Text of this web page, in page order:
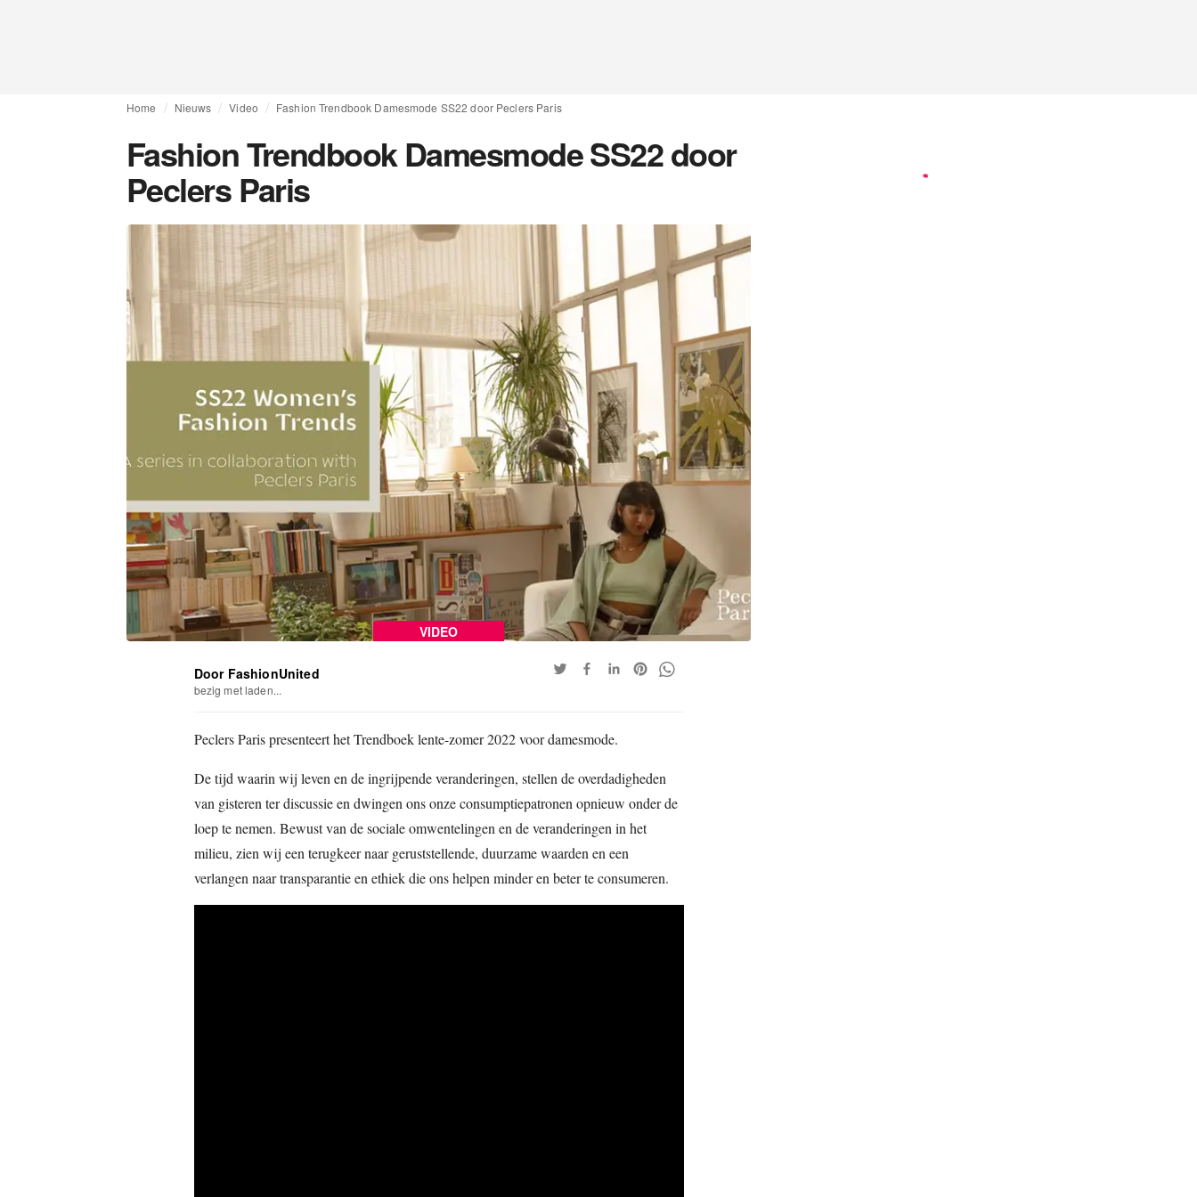
Home Nieuws Video Fashion Trendbook Damesmode SS22 door Peclers Paris
Fashion Trendbook Damesmode SS22 door
Peclers Paris
VIDEO
Door FashionUnited
bezig met laden...
Peclers Paris presenteert het Trendboek lente-zomer 2022 voor damesmode.
De tijd waarin wij leven en de ingrijpende veranderingen, stellen de overdadigheden
van gisteren ter discussie en dwingen ons onze consumptiepatronen opnieuw onder de
loep te nemen. Bewust van de sociale omwentelingen en de veranderingen in het
milieu, zien wij een terugkeer naar geruststellende, duurzame waarden en een
verlangen naar transparantie en ethiek die ons helpen minder en beter te consumeren.